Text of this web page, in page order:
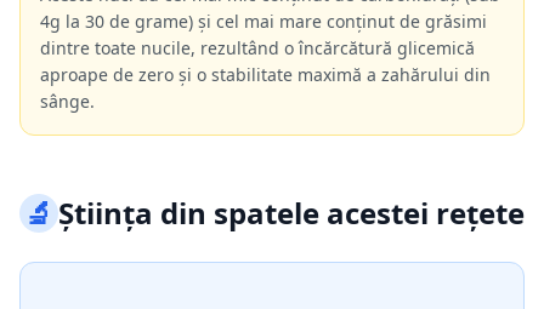
4g la 30 de grame) și cel mai mare conținut de grăsimi
dintre toate nucile, rezultând o încărcătură glicemică
aproape de zero și o stabilitate maximă a zahărului din
sânge.
🔬Știința din spatele acestei rețete